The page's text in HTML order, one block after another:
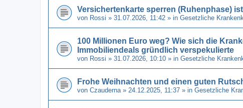
Versichertenkarte sperren (Ruhenphase)
von Rossi » 31.07.2026, 11:42 » in Gesetzliche
100 Millionen Euro weg? Wie sich die
Immobiliendeals gründlich verspekulierte
von Rossi » 31.07.2026, 10:10 » in Gesetzliche
Frohe Weihnachten und einen guten
von Czauderna » 24.12.2025, 11:37 » in Gesetzliche